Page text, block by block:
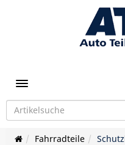
Toggle navigation
Fahrradteile